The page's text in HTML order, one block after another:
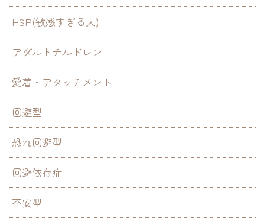
HSP(敏感すぎる人)
アダルトチルドレン
愛着・アタッチメント
回避型
恐れ回避型
回避依存症
不安型